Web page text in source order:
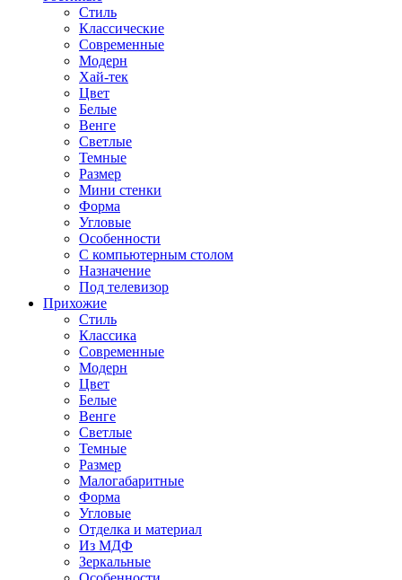
Стиль
Классические
Современные
Модерн
Хай-тек
Цвет
Белые
Венге
Светлые
Темные
Размер
Мини стенки
Форма
Угловые
Особенности
С компьютерным столом
Назначение
Под телевизор
Прихожие
Стиль
Классика
Современные
Модерн
Цвет
Белые
Венге
Светлые
Темные
Размер
Малогабаритные
Форма
Угловые
Отделка и материал
Из МДФ
Зеркальные